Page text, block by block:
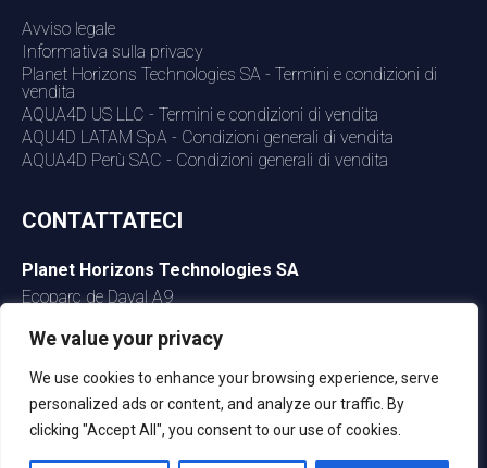
We value your privacy
We use cookies to enhance your browsing experience, serve
personalized ads or content, and analyze our traffic. By
clicking "Accept All", you consent to our use of cookies.
Avviso legale
Informativa sulla privacy
Planet Horizons Technologies SA - Termini e condizioni di
vendita
AQUA4D US LLC - Termini e condizioni di vendita
AQU4D LATAM SpA - Condizioni generali di vendita
AQUA4D Perù SAC - Condizioni generali di vendita
CONTATTATECI
Planet Horizons Technologies SA
Ecoparc de Daval A9
Svizzera
+41 27 480 30 35
+41 27 480 30 36
info@aqua4d.com